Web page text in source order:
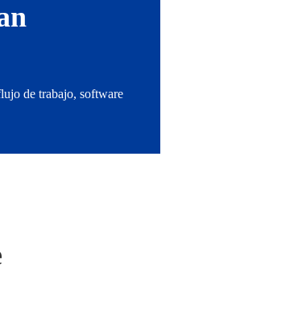
de trabajo, software